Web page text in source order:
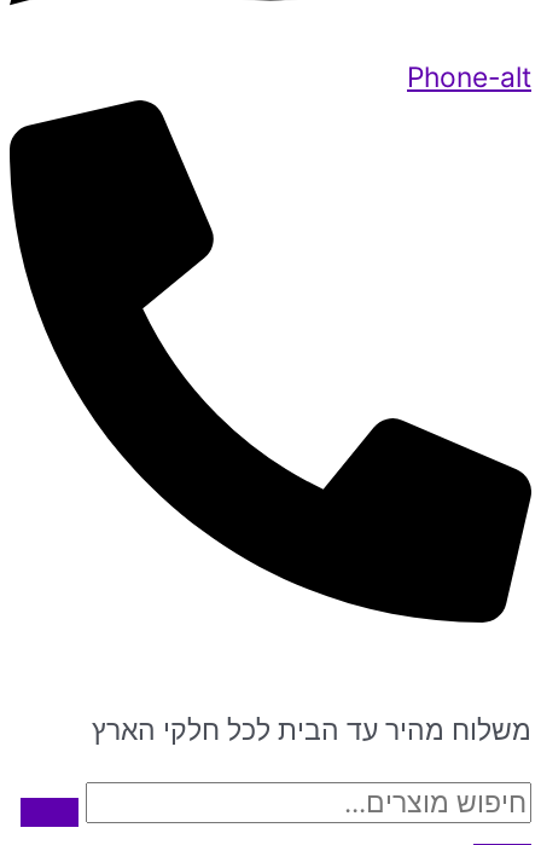
Phone-alt
משלוח מהיר עד הבית לכל חלקי הארץ